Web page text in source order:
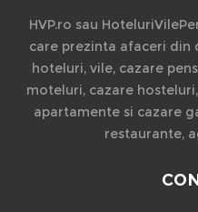
HVP.ro sau
care prezinta afaceri din
hoteluri, vile, cazare
moteluri, cazare
apartamente si cazare
restaurante,